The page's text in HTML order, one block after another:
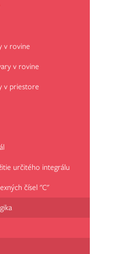
v rovine
v rovine
v priestore
určitého integrálu
čísel "C"